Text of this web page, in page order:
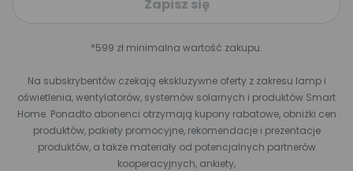
Zapisz się
*599 zł minimalna wartość zakupu.
Na subskrybentów czekają ekskluzywne oferty z zakresu lamp i
oświetlenia, wentylatorów, systemów solarnych i produktów Smart
Home. Ponadto abonenci otrzymają kupony rabatowe, obniżki cen
produktów, pakiety promocyjne, rekomendacje i prezentacje
produktów, a także materiały od potencjalnych partnerów
kooperacyjnych, ankiety,